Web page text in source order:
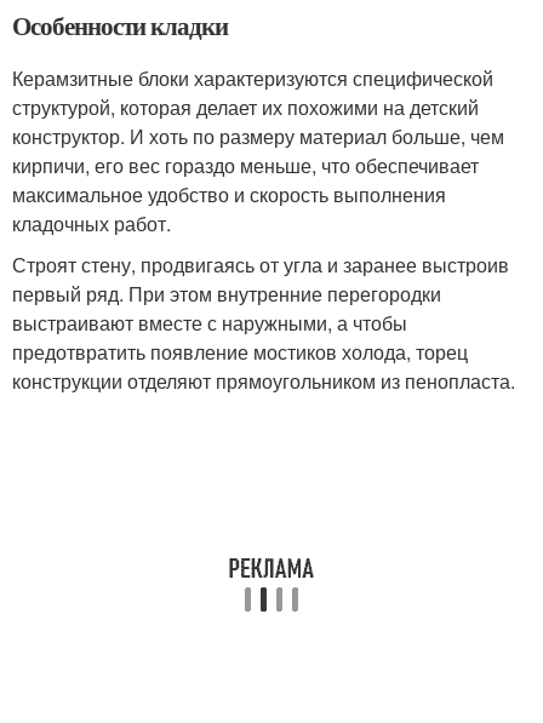
Особенности кладки
Керамзитные блоки характеризуются специфической
структурой, которая делает их похожими на детский
конструктор. И хоть по размеру материал больше, чем
кирпичи, его вес гораздо меньше, что обеспечивает
максимальное удобство и скорость выполнения
кладочных работ.
Строят стену, продвигаясь от угла и заранее выстроив
первый ряд. При этом внутренние перегородки
выстраивают вместе с наружными, а чтобы
предотвратить появление мостиков холода, торец
конструкции отделяют прямоугольником из пенопласта.